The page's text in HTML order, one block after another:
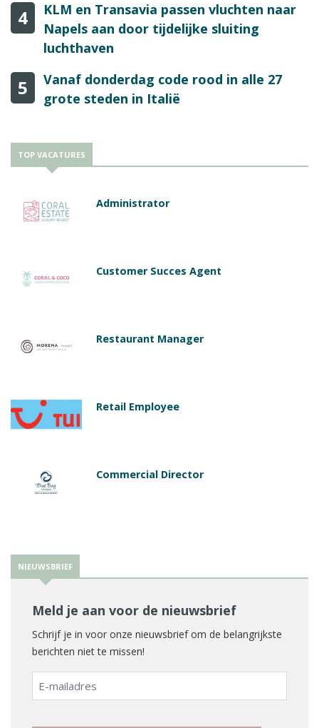
4
KLM en Transavia passen vluchten naar
Napels aan door tijdelijke sluiting
luchthaven
5
Vanaf donderdag code rood in alle 27
grote steden in Italië
TOP VACATURES
Administrator
Customer Succes Agent
Restaurant Manager
Retail Employee
Commercial Director
NIEUWSBRIEF
Meld je aan voor de nieuwsbrief
Schrijf je in voor onze nieuwsbrief om de belangrijkste
berichten niet te missen!
E-
mailadres